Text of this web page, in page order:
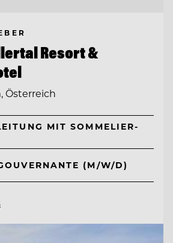
Resort &
Österreich
MIT SOMMELIER-
(M/W/D)